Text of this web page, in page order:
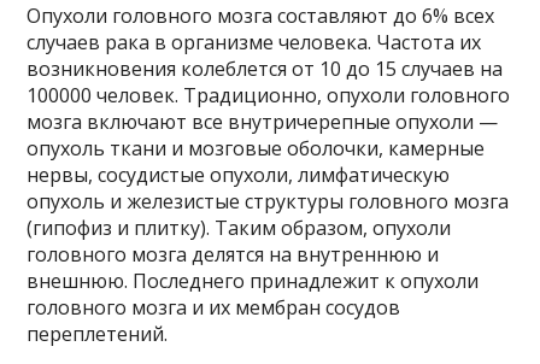
Опухоли головного мозга составляют до 6% всех
случаев рака в организме человека. Частота их
возникновения колеблется от 10 до 15 случаев на
100000 человек. Традиционно, опухоли головного
мозга включают все внутричерепные опухоли —
опухоль ткани и мозговые оболочки, камерные
нервы, сосудистые опухоли, лимфатическую
опухоль и железистые структуры головного мозга
(гипофиз и плитку). Таким образом, опухоли
головного мозга делятся на внутреннюю и
внешнюю. Последнего принадлежит к опухоли
головного мозга и их мембран сосудов
переплетений.